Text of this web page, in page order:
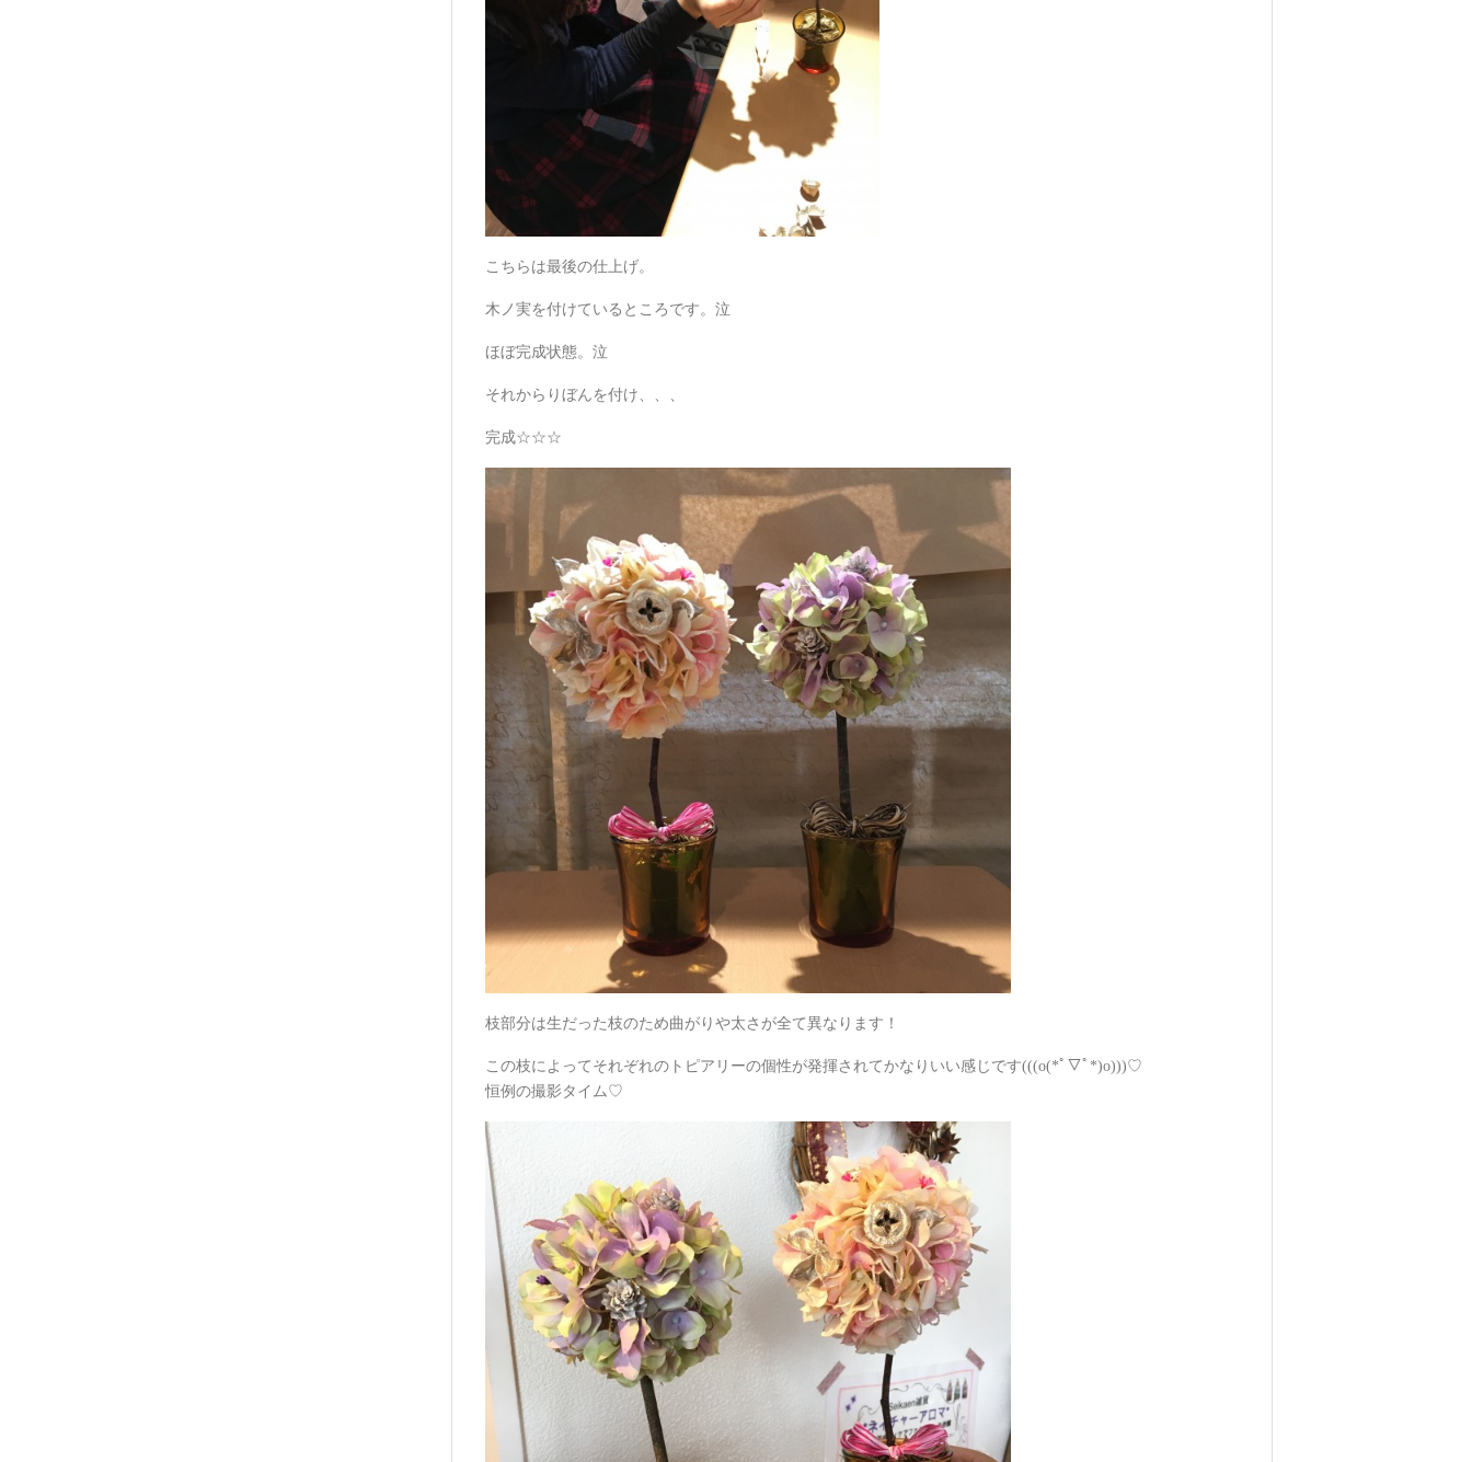
こちらは最後の仕上げ。
木ノ実を付けているところです。泣
ほぼ完成状態。泣
それからりぼんを付け、、、
完成☆☆☆
枝部分は生だった枝のため曲がりや太さが全て異なります！
この枝によってそれぞれのトピアリーの個性が発揮されてかなりいい感じです(((o(*ﾟ▽ﾟ*)o)))♡
恒例の撮影タイム♡